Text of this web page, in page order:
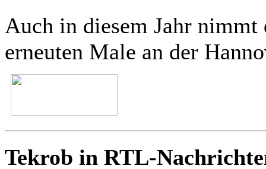
Auch in diesem Jahr
erneuten Male an der
Tekrob in RTL-